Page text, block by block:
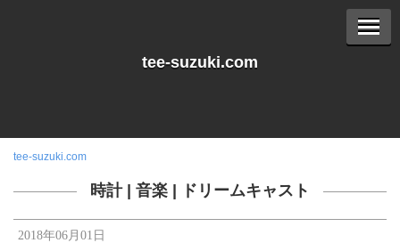
tee-suzuki.com
tee-suzuki.com
時計| 音楽 ドリームキャスト
2018年06月01日